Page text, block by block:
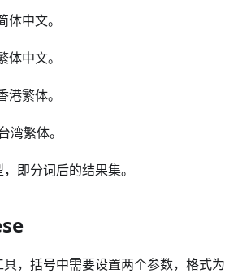
体中文。
体中文。
港繁体。
湾繁体。
即分词后的结果集。
，括号中需要设置两个参数，格式为